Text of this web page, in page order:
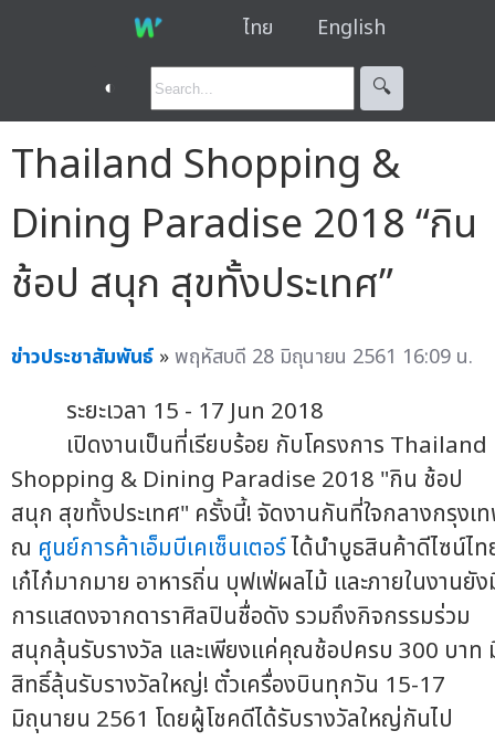
ไทย English
◐ 🔍︎
Thailand Shopping &
Dining Paradise 2018 “กิน
ช้อป สนุก สุขทั้งประเทศ”
ข่าวประชาสัมพันธ์ »พฤหัสบดี 28 มิถุนายน 2561 16:09 น.
ระยะเวลา 15 - 17 Jun 2018
เปิดงานเป็นที่เรียบร้อย กับโครงการ Thailand
Shopping & Dining Paradise 2018 "กิน ช้อป
สนุก สุขทั้งประเทศ" ครั้งนี้! จัดงานกันที่ใจกลางกรุงเ
ณ ศูนย์การค้าเอ็มบีเคเซ็นเตอร์ได้นำบูธสินค้าดีไซน์ไ
เก๋ไก๋มากมาย อาหารถิ่น บุฟเฟ่ผลไม้ และภายในงานยั
การแสดงจากดาราศิลปินชื่อดัง รวมถึงกิจกรรมร่วม
สนุกลุ้นรับรางวัล และเพียงแค่คุณช้อปครบ 300 บาท
สิทธิ์ลุ้นรับรางวัลใหญ่! ตั๋วเครื่องบินทุกวัน 15-17
มิถุนายน 2561 โดยผู้โชคดีได้รับรางวัลใหญ่กันไป